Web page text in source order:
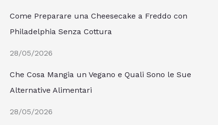
Come Preparare una Cheesecake a Freddo con
Philadelphia Senza Cottura
28/05/2026
Che Cosa Mangia un Vegano e Quali Sono le Sue
Alternative Alimentari
28/05/2026